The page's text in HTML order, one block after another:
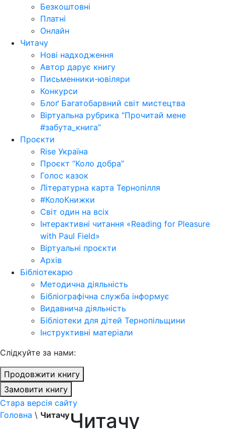
Безкоштовні
Платні
Онлайн
Читачу
Нові надходження
Автор дарує книгу
Письменники-ювіляри
Конкурси
Блоґ Багатобарвний світ мистецтва
Віртуальна рубрика “Прочитай мене
#забута_книга”
Проєкти
Rise Україна
Проєкт “Коло добра”
Голос казок
Літературна карта Тернопілля
#КолоКнижки
Світ один на всіх
Інтерактивні читання «Reading for Pleasure
with Paul Field»
Віртуальні проєкти
Архів
Бібліотекарю
Методична діяльність
Бібліографічна служба інформує
Видавнича діяльність
Бібліотеки для дітей Тернопільщини
Інструктивні матеріали
Cлідкуйте за нами:
Продовжити книгу
Замовити книгу
Стара версія сайту
Головна \ ЧитачуЧитачу